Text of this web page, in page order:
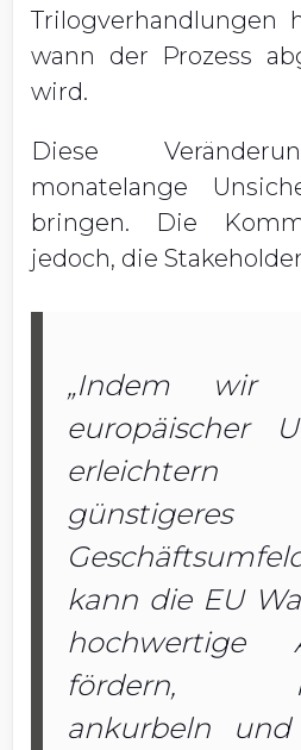
Trilogverhandlungen
wann der Prozess
wird.
Diese
monatelange
bringen. Die
jedoch, die
„Indem wir
europäischer
günstigeres
kann die EU
hochwertige
fördern,
ankurbeln